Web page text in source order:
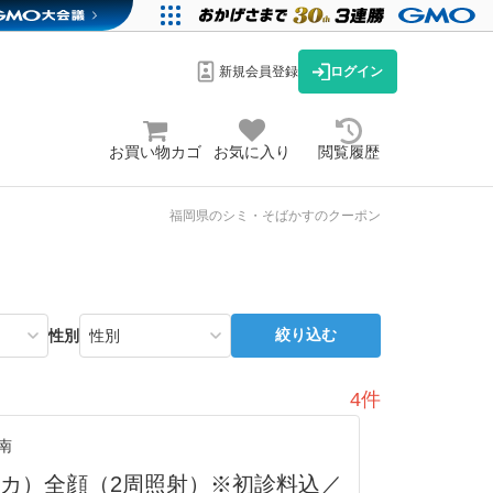
新規会員登録 ログイン
お買い物カゴ お気に入り 閲覧履歴
福岡県のシミ・そばかすのクーポン
性別 絞り込む
4件
）全顔（2周照射）※初診料込／